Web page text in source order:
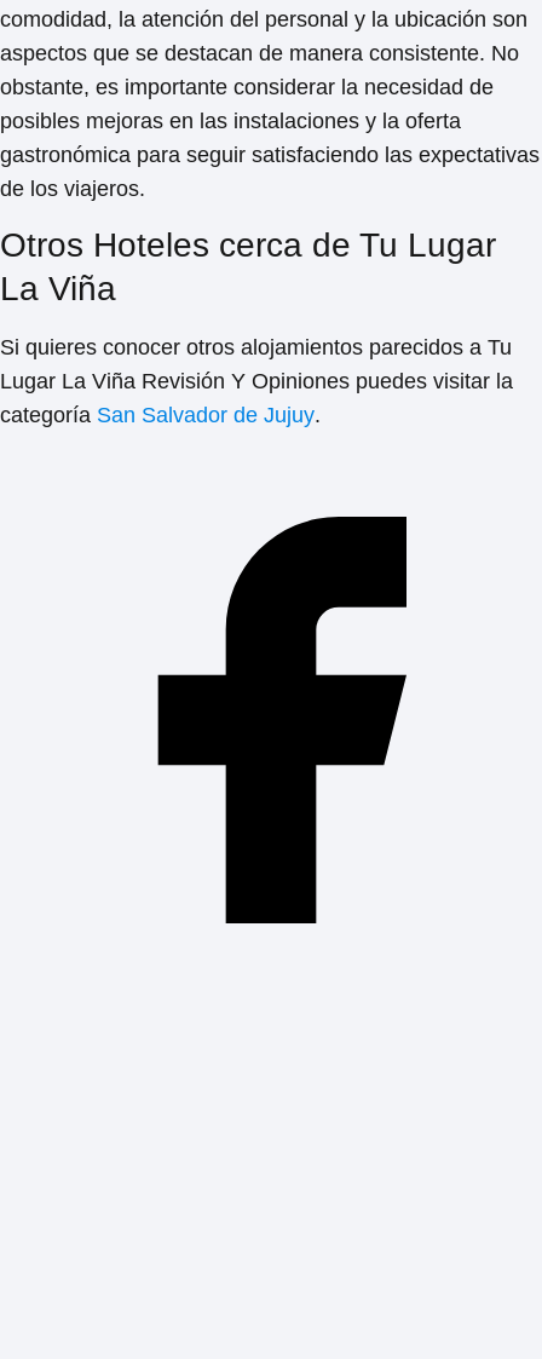
comodidad, la atención del personal y la ubicación son
aspectos que se destacan de manera consistente. No
obstante, es importante considerar la necesidad de
posibles mejoras en las instalaciones y la oferta
gastronómica para seguir satisfaciendo las expectativas
de los viajeros.
Otros Hoteles cerca de Tu Lugar
La Viña
Si quieres conocer otros alojamientos parecidos a Tu
Lugar La Viña Revisión Y Opiniones puedes visitar la
categoría San Salvador de Jujuy.